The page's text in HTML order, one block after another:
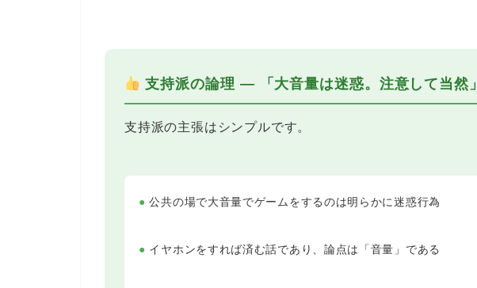
支持派の論理 ― 「大音量は迷惑。注意して当然」
支持派の主張はシンプルです。
● 公共の場で大音量でゲームをするのは明らかに迷惑行為
● イヤホンをすれば済む話であり、論点は「音量」である